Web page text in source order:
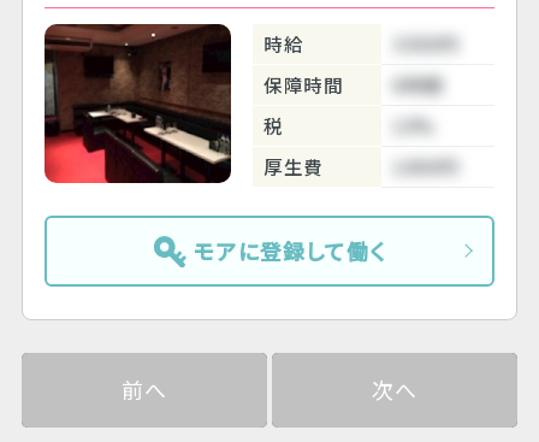
時給
3300円
保障時間
6時間
税
10%
厚生費
1000円
モアに登録して働く
前へ 次へ